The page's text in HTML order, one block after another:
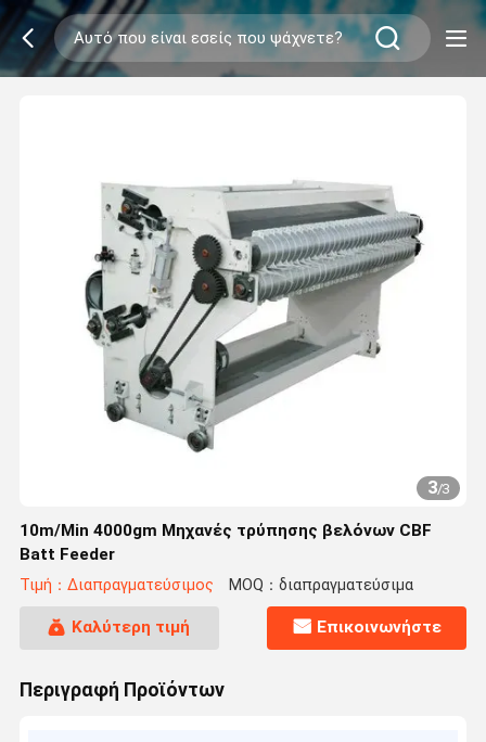
3/3
10m/Min 4000gm Μηχανές τρύπησης βελόνων CBF
Batt Feeder
Τιμή：Διαπραγματεύσιμος MOQ：διαπραγματεύσιμα
Καλύτερη τιμή Επικοινωνήστε
Περιγραφή Προϊόντων